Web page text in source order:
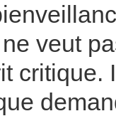
veut
critique.